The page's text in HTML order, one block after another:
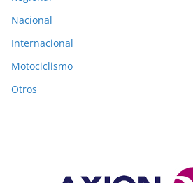
Nacional
Internacional
Motociclismo
Otros